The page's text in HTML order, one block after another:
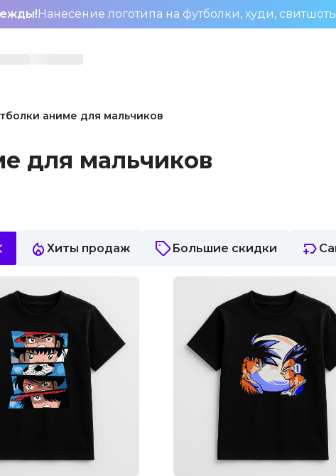
Нанесение логотипа на футболки, худи,
аниме для мальчиков
для мальчиков
Хиты продаж Большие скидки